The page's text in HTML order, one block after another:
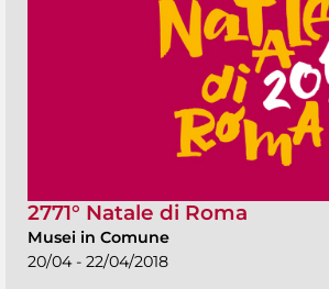
2771° Natale di Roma
Musei in Comune
20/04 - 22/04/2018